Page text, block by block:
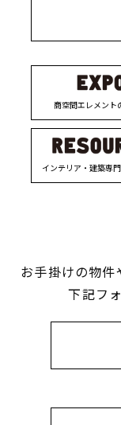
商空間エレメント
インテリア・建築専
お手掛けの物件
下記フ